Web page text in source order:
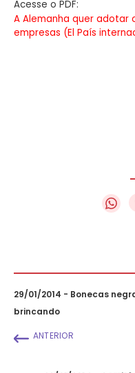
Acesse o PDF:
A Alemanha quer adotar
empresas (El País
29/01/2014 - Bonecas
brincando
ANTERIOR